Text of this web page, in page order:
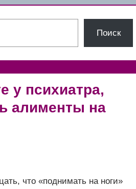
Поиск
у психиатра,
алименты на
что «поднимать на ноги»